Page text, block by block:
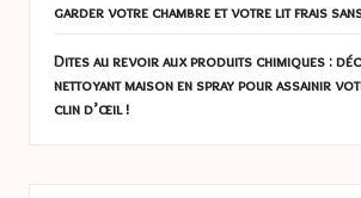
garder votre chambre et votre lit frais
Dites au revoir aux produits chimiques :
nettoyant maison en spray pour assainir
clin d’œil !